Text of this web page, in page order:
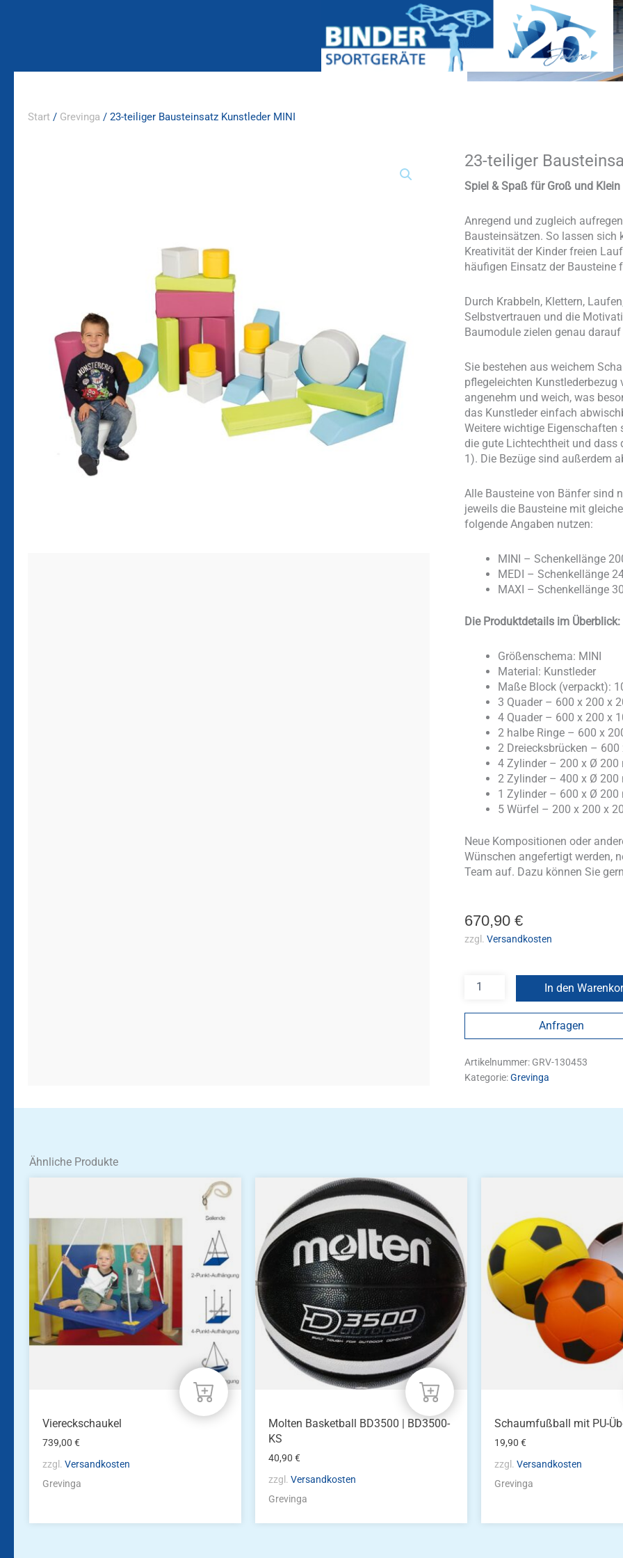
Start / Grevinga / 23-teiliger Bausteinsatz Kunstleder MINI
23-teiliger
Spiel & Spaß für Groß und
Anregend und zugleich
Bausteinsätzen. So lassen sich
Kreativität der Kinder freien
häufigen Einsatz der
Durch Krabbeln, Klettern,
Selbstvertrauen und die
Baumodule zielen genau
Sie bestehen aus weichem
pflegeleichten Kunstlederbezug
angenehm und weich, was
das Kunstleder einfach
Weitere wichtige Eigenschaften
die gute Lichtechtheit und dass
1). Die Bezüge sind außerdem
Alle Bausteine von Bänfer sind
jeweils die Bausteine mit
folgende Angaben nutzen:
MINI – Schenkellänge
MEDI – Schenkellänge
MAXI – Schenkellänge
Die Produktdetails im Überblick:
Größenschema: MINI
Material: Kunstleder
Maße Block (verpackt):
3 Quader – 600 x 200 x
4 Quader – 600 x 200 x
2 halbe Ringe – 600 x
2 Dreiecksbrücken –
4 Zylinder – 200 x Ø 200
2 Zylinder – 400 x Ø 200
1 Zylinder – 600 x Ø 200
5 Würfel – 200 x 200 x
Neue Kompositionen oder
Wünschen angefertigt werden,
Team auf. Dazu können Sie
670,90 €
zzgl. Versandkosten
23-
Bausteinsatz
Menge
In den
Anfragen
Artikelnummer: GRV-130453
Kategorie:Grevinga
Ähnliche Produkte
Viereckschaukel
739,00€
zzgl.Versandkosten
Grevinga
Molten Basketball BD3500 | BD3500-
KS
40,90€
zzgl.Versandkosten
Grevinga
Schaumfußball mit PU-
19,90€
zzgl.Versandkosten
Grevinga